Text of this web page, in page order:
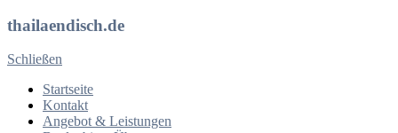
thailaendisch.de
Schließen
Startseite
Kontakt
Angebot & Leistungen